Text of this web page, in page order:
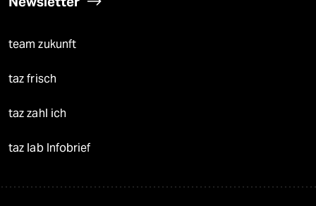
team zukunft
taz frisch
taz zahl ich
taz lab Infobrief